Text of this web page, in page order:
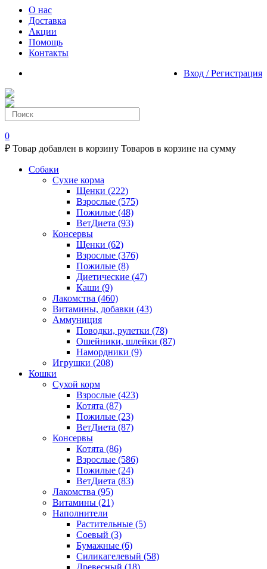
О нас
Доставка
Акции
Помощь
Контакты
Вход / Регистрация
0
₽ Товар добавлен в корзину Товаров в корзине на сумму
Собаки
Сухие корма
Щенки (222)
Взрослые (575)
Пожилые (48)
ВетДиета (93)
Консервы
Щенки (62)
Взрослые (376)
Пожилые (8)
Диетические (47)
Каши (9)
Лакомства (460)
Витамины, добавки (43)
Аммуниция
Поводки, рулетки (78)
Ошейники, шлейки (87)
Намордники (9)
Игрушки (208)
Кошки
Сухой корм
Взрослые (423)
Котята (87)
Пожилые (23)
ВетДиета (87)
Консервы
Котята (86)
Взрослые (586)
Пожилые (24)
ВетДиета (83)
Лакомства (95)
Витамины (21)
Наполнители
Растительные (5)
Соевый (3)
Бумажные (6)
Силикагелевый (58)
Древесный (18)